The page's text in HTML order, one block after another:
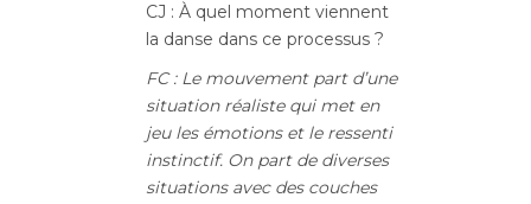
CJ : À quel moment viennent
la danse dans ce processus ?
FC : Le mouvement part d’une
situation réaliste qui met en
jeu les émotions et le ressenti
instinctif. On part de diverses
situations avec des couches